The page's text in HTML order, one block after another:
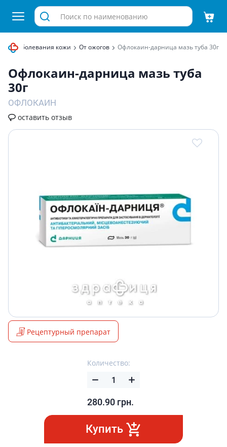
Заболевания кожи От ожогов Офлокаин-дарница мазь туба 30г
Офлокаин-дарница мазь туба
30г
ОФЛОКАИН
оставить отзыв
Рецептурный препарат
Количество:
280.90 грн.
Купить